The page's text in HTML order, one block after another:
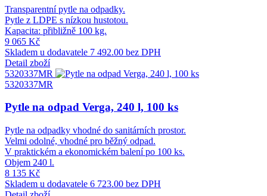
Transparentní pytle na odpadky.
Pytle z LDPE s nízkou hustotou.
Kapacita: přibližně 100 kg.
9 065 Kč
Skladem u dodavatele 7 492.00 bez DPH
Detail zboží
5320337MR
5320337MR
Pytle na odpad Verga, 240 l, 100 ks
Pytle na odpadky vhodné do sanitárních prostor.
Velmi odolné, vhodné pro běžný odpad.
V praktickém a ekonomickém balení po 100 ks.
Objem 240 l.
8 135 Kč
Skladem u dodavatele 6 723.00 bez DPH